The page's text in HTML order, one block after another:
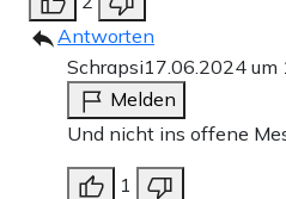
Antworten
Schrapsi17.06.2024 um
Melden
Und nicht ins offene
1